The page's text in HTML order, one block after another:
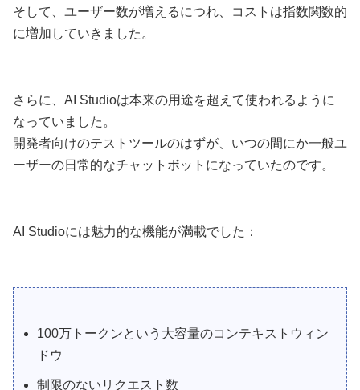
そして、ユーザー数が増えるにつれ、コストは指数関数的
に増加していきました。
さらに、AI Studioは本来の用途を超えて使われるように
なっていました。
開発者向けのテストツールのはずが、いつの間にか一般ユ
ーザーの日常的なチャットボットになっていたのです。
AI Studioには魅力的な機能が満載でした：
100万トークンという大容量のコンテキストウィン
ドウ
制限のないリクエスト数